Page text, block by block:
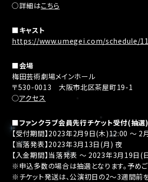
○詳細はこちら
■キャスト
https://www.umegei.com/schedule/
■会場
梅田芸術劇場メインホール
〒530-0013 大阪市北区茶屋町19-1
◯アクセス
■ファンクラブ会員先行チケット受付(抽選)
【受付期間】2023年2月9日(木)12:00 ～
【当落発表】2023年3月13日(月) 夜
【入金期間】当落発表 ～ 2023年3月19日(
※申込多数の場合は抽選となります。予めご
※チケット発送は、公演初日の2～3週間前を